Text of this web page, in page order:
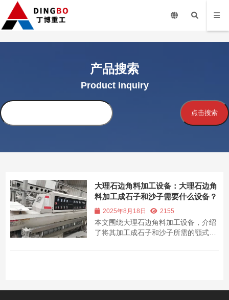
产品搜索
Product inquiry
点击搜索
大理石边角料加工设备：大理石边角
料加工成石子和沙子需要什么设备？
2025年8月18日 2155
本文围绕大理石边角料加工设备，介绍
了将其加工成石子和沙子所需的颚式破
理提供参考。